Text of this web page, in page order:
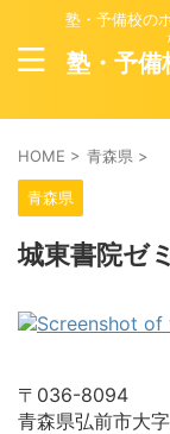
塾・予備校の
塾・予備
HOME > 青森県 >
青森県
城東書院ゼ
〒036-8094
青森県弘前市大